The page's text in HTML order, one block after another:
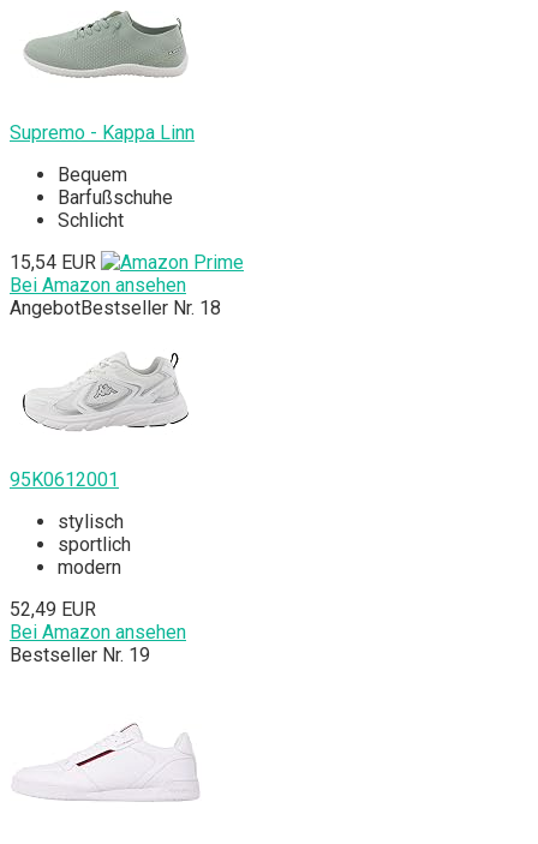
Supremo - Kappa Linn
Bequem
Barfußschuhe
Schlicht
15,54 EUR
Bei Amazon ansehen
AngebotBestseller Nr. 18
95K0612001
stylisch
sportlich
modern
52,49 EUR
Bei Amazon ansehen
Bestseller Nr. 19